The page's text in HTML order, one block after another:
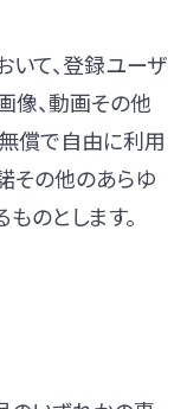
いて、登録ユーザ
像、動画その他
償で自由に利用
その他のあらゆ
のとします。